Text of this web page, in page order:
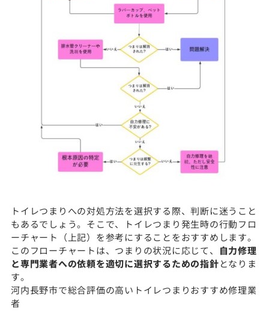
トイレつまりへの対処方法を選択する際、判断に迷うこと
もあるでしょう。そこで、トイレつまり発生時の行動フロ
ーチャート（上記）を参考にすることをおすすめします。
このフローチャートは、つまりの状況に応じて、
自力修理
と専門業者への依頼を適切に選択するための指針となりま
す。
河内長野市で総合評価の高いトイレつまりおすすめ修理業
者